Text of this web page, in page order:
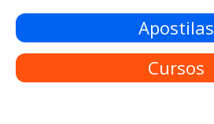
Apostilas
Cursos